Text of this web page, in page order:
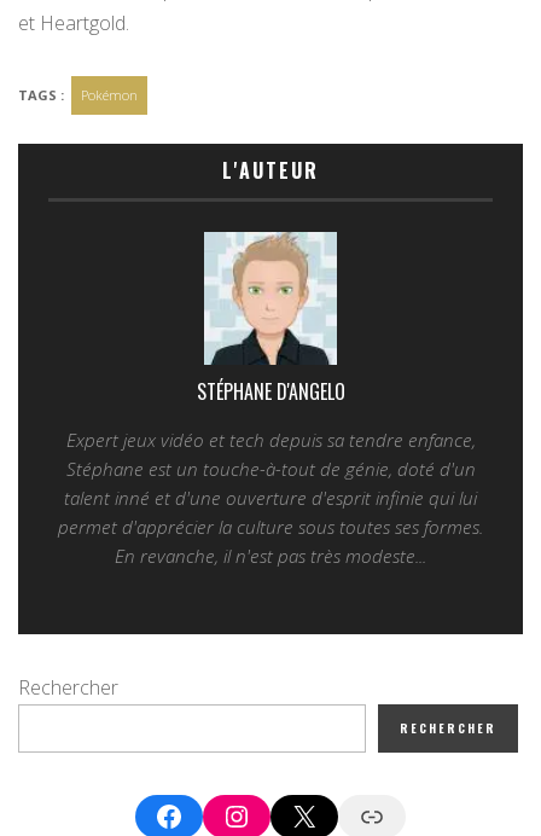
et Heartgold.
TAGS : Pokémon
L'AUTEUR
STÉPHANE D'ANGELO
Expert jeux vidéo et tech depuis sa tendre enfance,
Stéphane est un touche-à-tout de génie, doté d'un
talent inné et d'une ouverture d'esprit infinie qui lui
permet d'apprécier la culture sous toutes ses formes.
En revanche, il n'est pas très modeste...
Rechercher
RECHERCHER
FacebookInstagram
X Google News